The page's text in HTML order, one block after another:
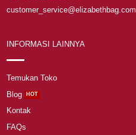
customer_service@elizabethbag.com
INFORMASI LAINNYA
Temukan Toko
Blog
Kontak
FAQs